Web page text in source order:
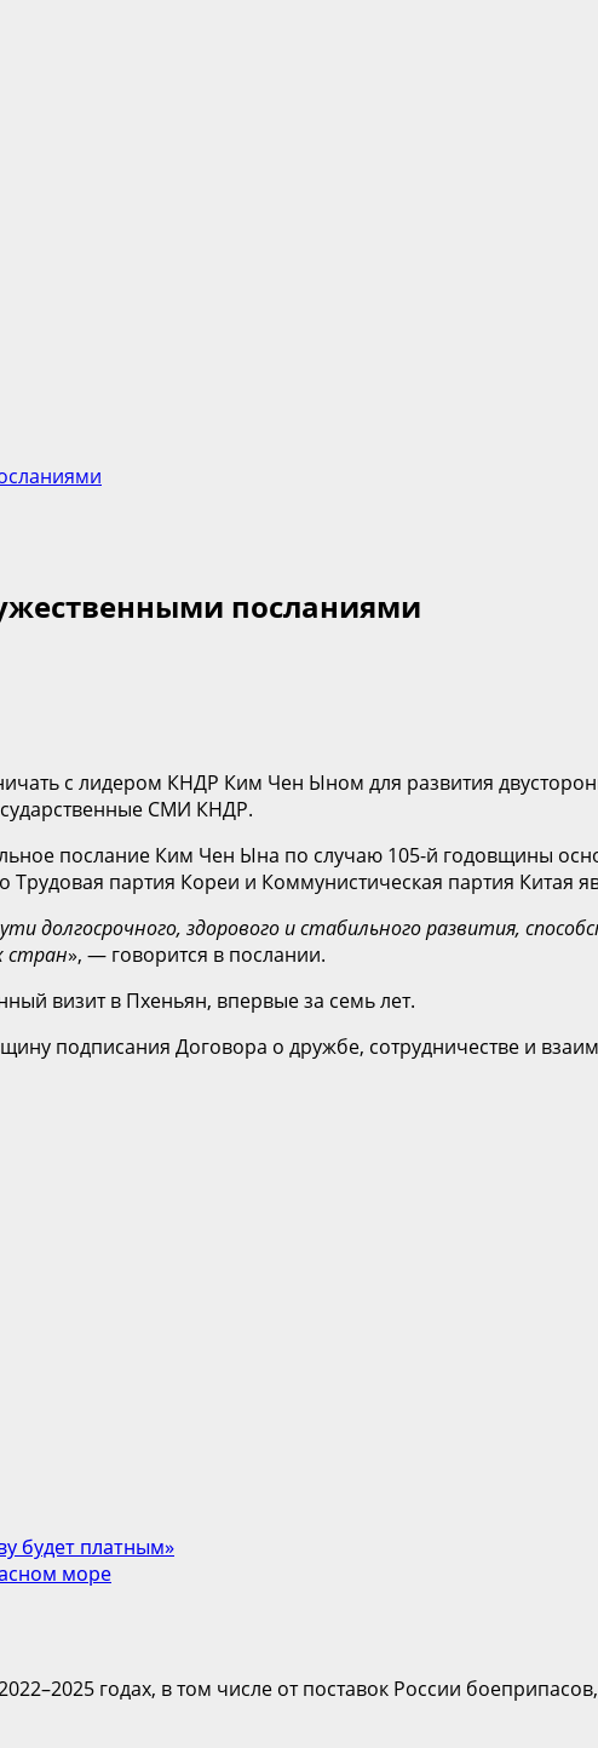
посланиями
с лидером КНДР Ким Чен Ыном для развития
СМИ КНДР.
послание Ким Чен Ына по случаю 105-й годовщины
партия Кореи и Коммунистическая партия Китая
долгосрочного, здорового и стабильного развития,
стран», — говорится в послании.
визит в Пхеньян, впервые за семь лет.
подписания Договора о дружбе, сотрудничестве и
будет платным»
море